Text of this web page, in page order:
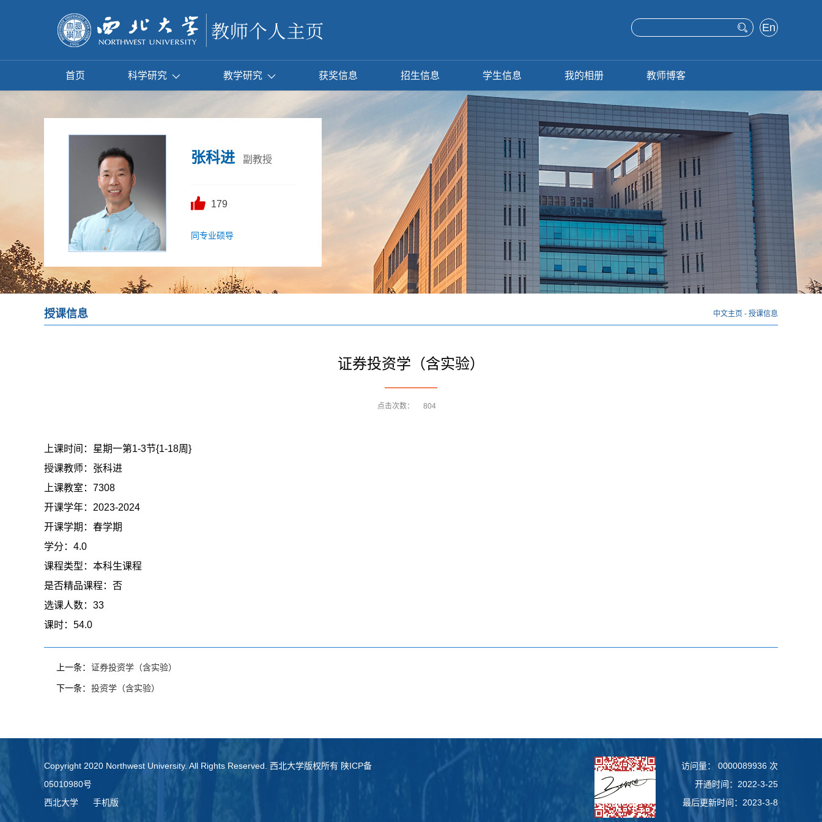
En
h
首页 科学研究 教学研究 获奖信息 招生信息 学生信息 我的相册 教师博客
张科进 副教授
179
同专业硕导
授课信息 中文主页 - 授课信息
证券投资学（含实验）
点击次数： 804
上课时间： 星期一第1-3节{1-18周}
授课教师： 张科进
上课教室： 7308
开课学年： 2023-2024
开课学期： 春学期
学分： 4.0
课程类型： 本科生课程
是否精品课程： 否
选课人数： 33
课时： 54.0
上一条： 证券投资学（含实验）
下一条： 投资学（含实验）
Copyright 2020 Northwest University. All Rights Reserved. 西北大学版权所有 陕ICP备
05010980号
西北大学
手机版
访问量： 0000089936 次
开通时间： 2022-3-25
最后更新时间： 2023-3-8